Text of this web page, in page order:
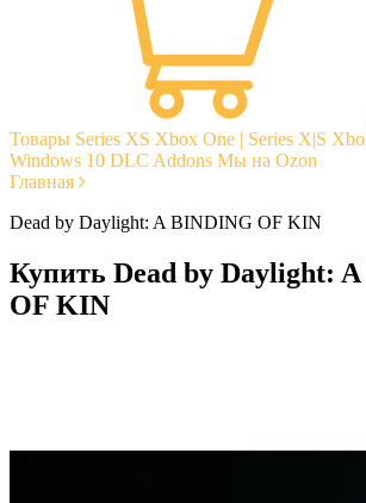
Товары Series XS Xbox One | Series X|S
Windows 10 DLC Addons Мы на Ozon
Главная
Dead by Daylight: A BINDING OF KIN
Купить Dead by Daylight:
OF KIN